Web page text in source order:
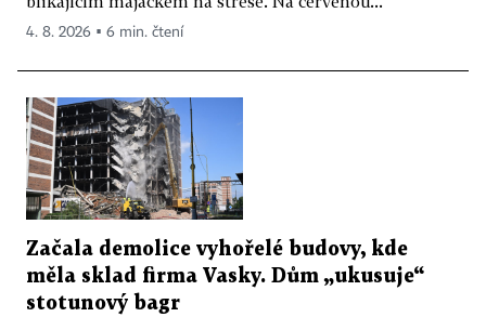
4. 8. 2026 ▪ 6 min. čtení
Začala demolice vyhořelé budovy, kde
měla sklad firma Vasky. Dům „ukusuje“
stotunový bagr